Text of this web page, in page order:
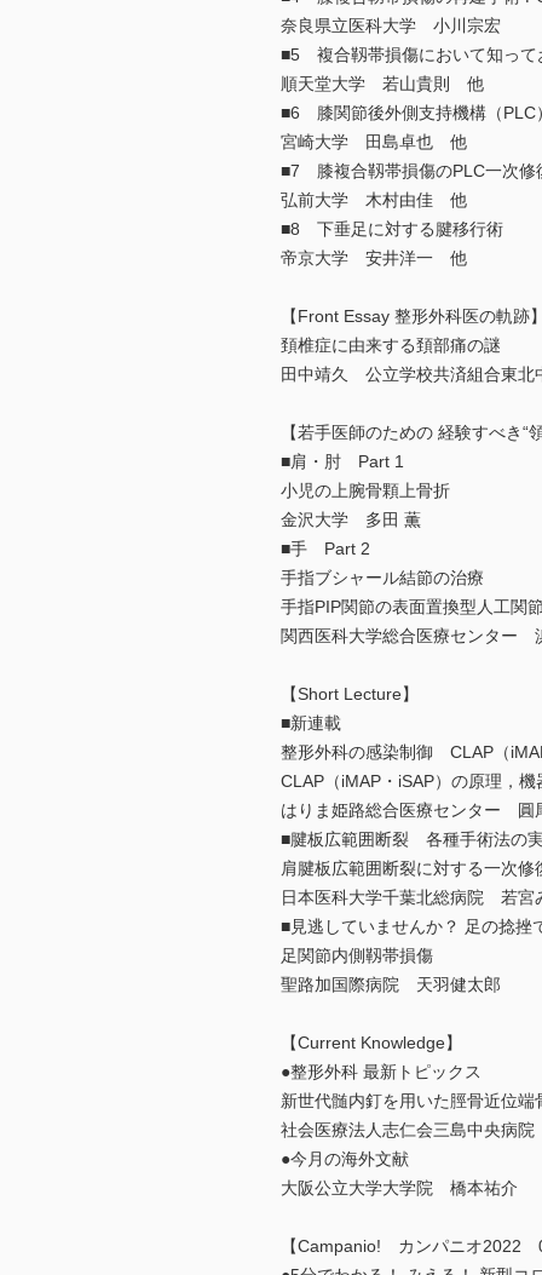
奈良県立医科大学 小川宗宏
■5 複合靱帯損傷において知って
順天堂大学 若山貴則 他
■6 膝関節後外側支持機構（PLC
宮崎大学 田島卓也 他
■7 膝複合靱帯損傷のPLC一次修
弘前大学 木村由佳 他
■8 下垂足に対する腱移行術
帝京大学 安井洋一 他
【Front Essay 整形外科医の軌跡
頚椎症に由来する頚部痛の謎
田中靖久 公立学校共済組合東北
【若手医師のための 経験すべき“
■肩・肘 Part 1
小児の上腕骨顆上骨折
金沢大学 多田 薫
■手 Part 2
手指ブシャール結節の治療
手指PIP関節の表面置換型人工関
関西医科大学総合医療センター
【Short Lecture】
■新連載
整形外科の感染制御 CLAP（
CLAP（iMAP・iSAP）の原理，
はりま姫路総合医療センター
■腱板広範囲断裂 各種手術法の
肩腱板広範囲断裂に対する一次
日本医科大学千葉北総病院 若
■見逃していませんか？ 足の捻
足関節内側靱帯損傷
聖路加国際病院 天羽健太郎
【Current Knowledge】
●整形外科 最新トピックス
新世代髄内釘を用いた脛骨近位端
社会医療法人志仁会三島中央病
●今月の海外文献
大阪公立大学大学院 橋本祐介
【Campanio! カンパニオ2022